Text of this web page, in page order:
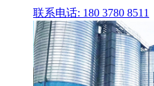
联系电话: 180 3780 8511